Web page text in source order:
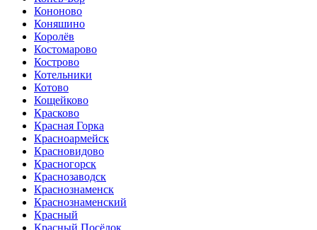
Кононово
Коняшино
Королёв
Костомарово
Кострово
Котельники
Котово
Кощейково
Красково
Красная Горка
Красноармейск
Красновидово
Красногорск
Краснозаводск
Краснознаменск
Краснознаменский
Красный